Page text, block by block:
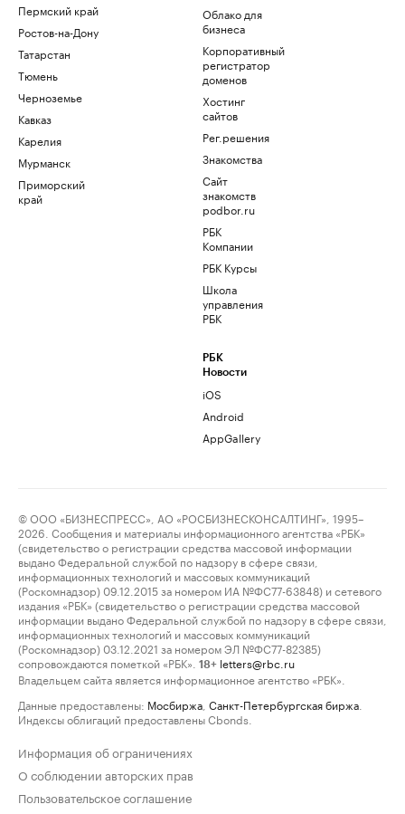
Пермский край
Ростов-на-Дону
Татарстан
Тюмень
Черноземье
Кавказ
Карелия
Мурманск
Приморский
край
Облако для
бизнеса
Корпоративный
регистратор
доменов
Хостинг
сайтов
Рег.решения
Знакомства
Сайт
знакомств
podbor.ru
РБК
Компании
РБК Курсы
Школа
управления
РБК
РБК
Новости
iOS
Android
AppGallery
© ООО «БИЗНЕСПРЕСС», АО «РОСБИЗНЕСКОНСАЛТИНГ», 1995–
2026. Сообщения и материалы информационного агентства «РБК»
(свидетельство о регистрации средства массовой информации
выдано Федеральной службой по надзору в сфере связи,
информационных технологий и массовых коммуникаций
(Роскомнадзор) 09.12.2015 за номером ИА №ФС77-63848) и сетевого
издания «РБК» (свидетельство о регистрации средства массовой
информации выдано Федеральной службой по надзору в сфере связи,
информационных технологий и массовых коммуникаций
(Роскомнадзор) 03.12.2021 за номером ЭЛ №ФС77-82385)
сопровождаются пометкой «РБК».
18+ letters@rbc.ru
Владельцем сайта является информационное агентство «РБК».
Данные предоставлены: Мосбиржа Санкт-Петербургская биржа
Индексы облигаций предоставлены Cbonds.
Информация об ограничениях
О соблюдении авторских прав
Пользовательское соглашение